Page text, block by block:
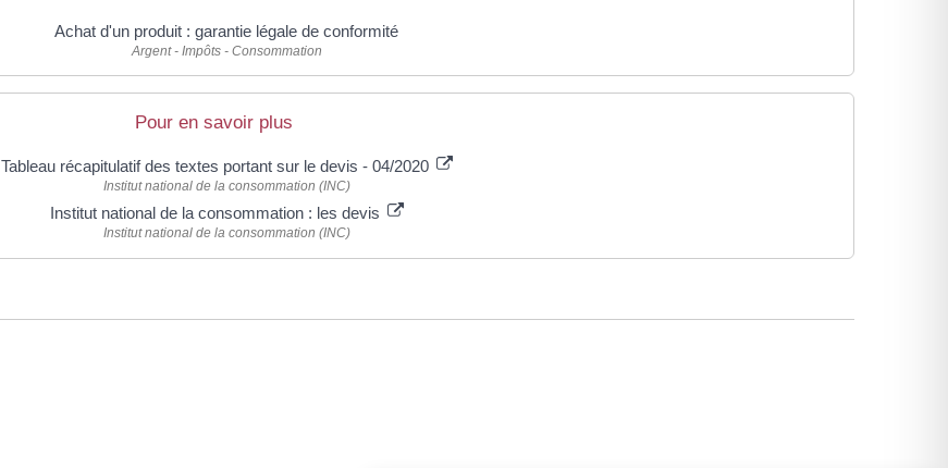
Achat d'un produit : garantie légale de conformité
Argent - Impôts - Consommation
Pour en savoir plus
Tableau récapitulatif des textes portant sur le devis - 04/2020
Institut national de la consommation (INC)
Institut national de la consommation : les devis
Institut national de la consommation (INC)